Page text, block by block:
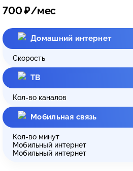
700₽/мес
Домашний интернет
Скорость
ТВ
Кол-во каналов
Мобильная связь
Кол-во минут
Мобильный интернет
Мобильный интернет